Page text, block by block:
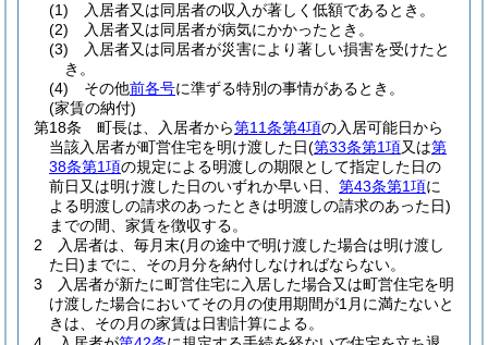
(1)
入居者又は同居者の収入が著しく低額であるとき。
(2)
入居者又は同居者が病気にかかったとき。
(3)
入居者又は同居者が災害により著しい損害を受けたと
き。
(4)
その他前各号に準ずる特別の事情があるとき。
(家賃の納付)
第18条
町長は、入居者から第11条第4項の入居可能日から
当該入居者が町営住宅を明け渡した日(第33条第1項又は第
38条第1項の規定による明渡しの期限として指定した日の
前日又は明け渡した日のいずれか早い日、 第43条第1項に
よる明渡しの請求のあったときは明渡しの請求のあった日)
までの間、家賃を徴収する。
2
入居者は、毎月末(月の途中で明け渡した場合は明け渡し
た日) までに、その月分を納付しなければならない。
3
入居者が新たに町営住宅に入居した場合又は町営住宅を明
け渡した場合においてその月の使用期間が1月に満たないと
きは、その月の家賃は日割計算による。